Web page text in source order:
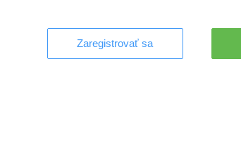
Zaregistrovať sa